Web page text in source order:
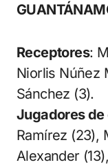
Receptores:
Niorlis Núñez
Sánchez (3).
Jugadores
Ramírez (23),
Alexander